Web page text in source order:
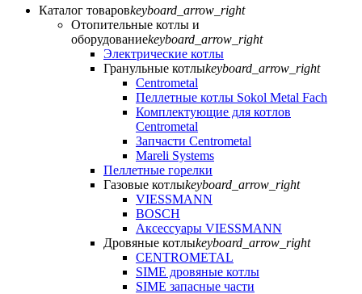
Каталог товаровkeyboard_arrow_right
Отопительные котлы и
оборудованиеkeyboard_arrow_right
Электрические котлы
Гранульные котлыkeyboard_arrow_right
Centrometal
Пеллетные котлы Sokol Metal Fach
Комплектующие для котлов
Centrometal
Запчасти Centrometal
Mareli Systems
Пеллетные горелки
Газовые котлыkeyboard_arrow_right
VIESSMANN
BOSCH
Аксессуары VIESSMANN
Дровяные котлыkeyboard_arrow_right
CENTROMETAL
SIME дровяные котлы
SIME запасные части